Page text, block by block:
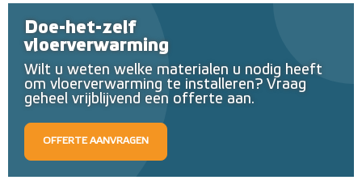
Doe-het-zelf
vloerverwarming
Wilt u weten welke materialen u nodig heeft
om vloerverwarming te installeren? Vraag
geheel vrijblijvend een offerte aan.
OFFERTE AANVRAGEN